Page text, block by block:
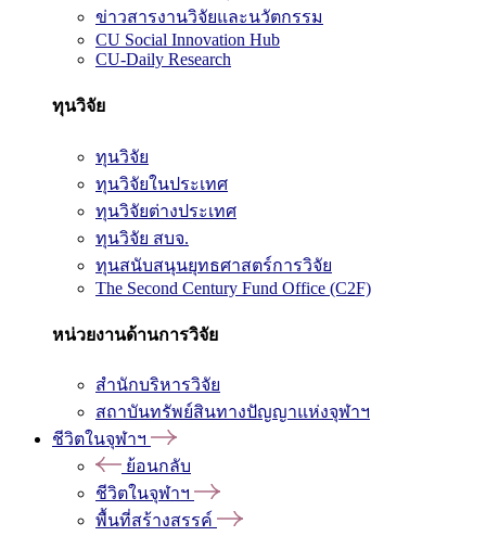
ข่าวสารงานวิจัยและนวัตกรรม
CU Social Innovation Hub
CU-Daily Research
ทุนวิจัย
ทุนวิจัย
ทุนวิจัยในประเทศ
ทุนวิจัยต่างประเทศ
ทุนวิจัย สบจ.
ทุนสนับสนุนยุทธศาสตร์การวิจัย
The Second Century Fund Office (C2F)
หน่วยงานด้านการวิจัย
สำนักบริหารวิจัย
สถาบันทรัพย์สินทางปัญญาแห่งจุฬาฯ
ชีวิตในจุฬาฯ
ย้อนกลับ
ชีวิตในจุฬาฯ
พื้นที่สร้างสรรค์